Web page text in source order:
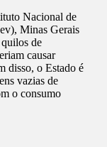
Nacional de
Minas Gerais
de
causar
disso, o Estado é
vazias de
o consumo